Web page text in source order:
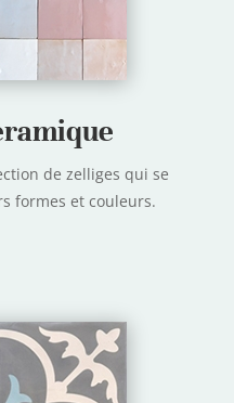
de zelliges qui se
formes et couleurs.